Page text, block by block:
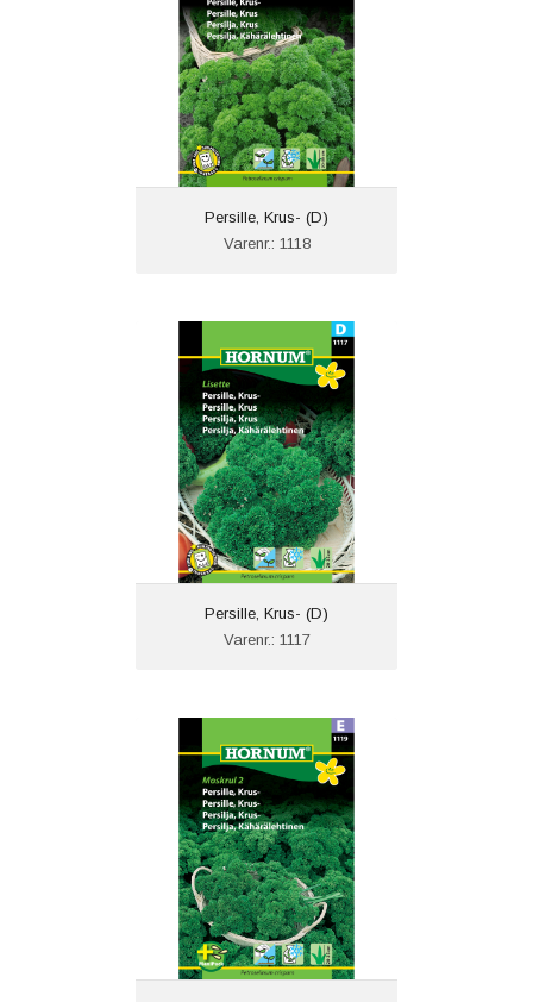
Persille, Krus- (D)
Varenr.: 1118
Persille, Krus- (D)
Varenr.: 1117